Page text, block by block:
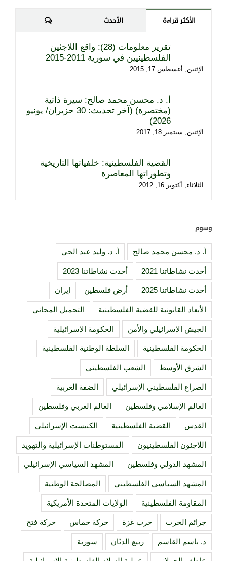
الأكثر قراءة الأحدث تعليقات
تقرير معلومات (28): واقع اللاجئين
الفلسطينيين في سورية 2011-2015
الإثنين, أغسطس 17, 2015
أ. د. محسن محمد صالح: سيرة ذاتية
(مختصرة) (آخر تحديث: 30 حزيران/ يونيو
2026)
الإثنين, سبتمبر 18, 2017
القضية الفلسطينية: خلفياتها التاريخية
وتطوراتها المعاصرة
الثلاثاء, أكتوبر 16, 2012
وسوم
أ. د. محسن محمد صالح أ. د. وليد عبد الحي
أحدث نشاطاتنا 2021 أحدث نشاطاتنا 2023
أحدث نشاطاتنا 2025 أرض فلسطين إيران
الأبعاد القانونية للقضية الفلسطينية التحميل المجاني
الجيش الإسرائيلي والأمن الحكومة الإسرائيلية
الحكومة الفلسطينية السلطة الوطنية الفلسطينية
الشرق الأوسط الشعب الفلسطيني
الصراع الفلسطيني الإسرائيلي الضفة الغربية
العالم الإسلامي وفلسطين العالم العربي وفلسطين
القدس القضية الفلسطينية الكنيست الإسرائيلي
اللاجئون الفلسطينيون المستوطنات الإسرائيلية والتهويد
المشهد الدولي وفلسطين المشهد السياسي الإسرائيلي
المشهد السياسي الفلسطيني المصالحة الوطنية
المقاومة الفلسطينية الولايات المتحدة الأمريكية
جرائم الحرب حرب غزة حركة حماس حركة فتح
د. باسم القاسم ربيع الدنّان سورية